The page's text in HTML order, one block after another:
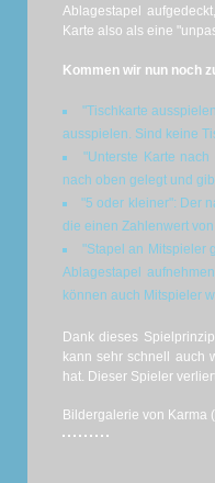
Ablagestapel
Karte also als eine
Kommen wir nun noch
"Tischkarte
ausspielen. Sind keine
"Unterste Karte
nach oben gelegt und
"5 oder kleiner": Der
die einen Zahlenwert
"Stapel an Mitspieler
Ablagestapel
können auch Mitspieler
Dank dieses
kann sehr schnell auch
hat. Dieser Spieler
Bildergalerie von Karma